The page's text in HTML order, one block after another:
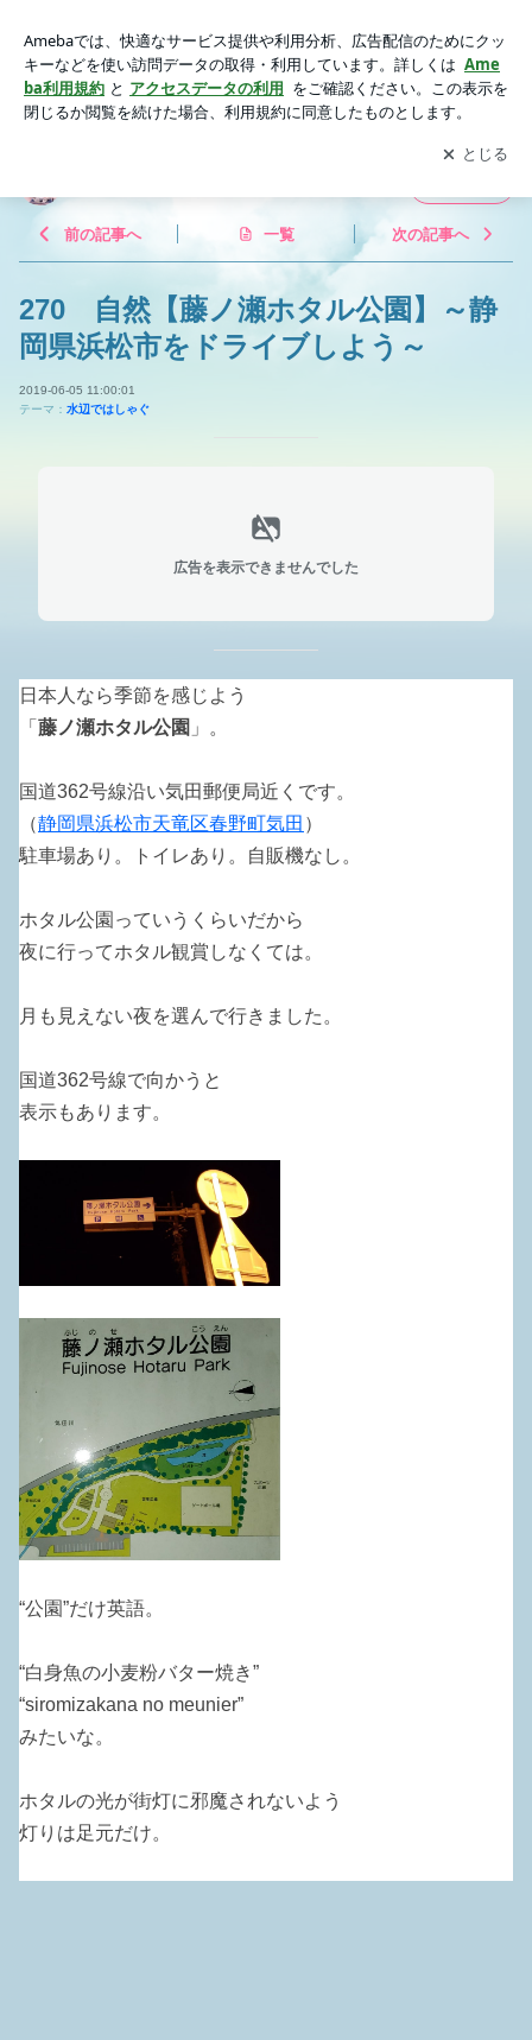
よう～ | 知ると楽しい浜松市
アプリをダウンロードして ブログの更新通知
を受け取りまし
ょう。
開く
前の記事へ 一覧 次の記事へ
270 自然【藤ノ瀬ホタル公園】～静
岡県浜松市をドライブしよう～
2019-06-05 11:00:01
テーマ： 水辺ではしゃぐ
広告を表示できませんでした
日本人なら季節を感じよう
「 藤ノ瀬ホタル公園 」。
国道362号線沿い気田郵便局近くです。
（静岡県浜松市天竜区春野町気田 ）
駐車場あり。トイレあり。自販機なし。
ホタル公園っていうくらいだから
夜に行ってホタル観賞しなくては。
月も見えない夜を選んで行きました。
国道362号線で向かうと
表示もあります。
“公園”だけ英語。
“白身魚の小麦粉バター焼き”
“siromizakana no meunier”
みたいな。
ホタルの光が街灯に邪魔されないよう
灯りは足元だけ。